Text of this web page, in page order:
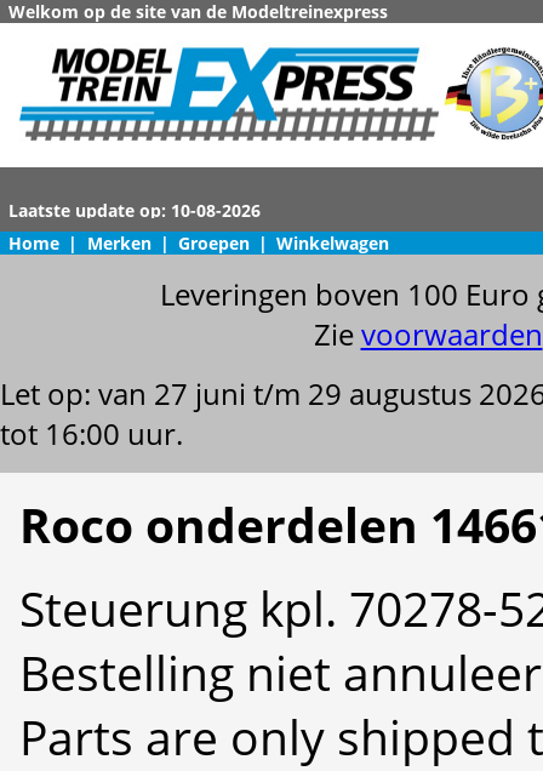
Welkom op de site van de Modeltreinexpress
Home | Merken | Groepen | Winkelwagen
Leveringen boven 100
Zievoorwaarden
Let op: van 27 juni t/m 29 augustus
tot 16:00 uur.
Roco onderdelen
Steuerung kpl. 70278-
Bestelling niet
Parts are only shipped